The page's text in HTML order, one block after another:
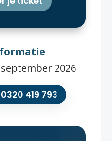
2026
419 793